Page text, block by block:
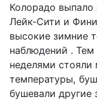
Колорадо
Лейк-Сити и
высокие зимние
наблюдений .
неделями стояли
температуры,
бушевали другие